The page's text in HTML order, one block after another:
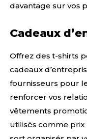
davantage sur vos
Cadeaux
Offrez des t-shirts
cadeaux
fournisseurs pour
renforcer vos
vêtements
utilisés comme